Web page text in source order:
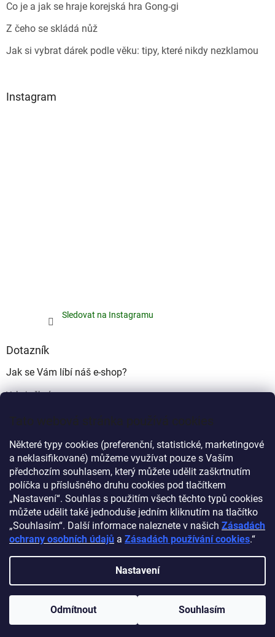
Tato webová stránka používá cookies
Některé typy cookies (preferenční, statistické, marketingové
a neklasifikované) můžeme využívat pouze s Vaším
předchozím souhlasem, který můžete udělit zaškrtnutím
políčka u příslušného druhu cookies pod tlačítkem
„Nastavení“. Souhlas s použitím všech těchto typů cookies
můžete udělit také jednoduše jedním kliknutím na tlačítko
„Souhlasím“. Další informace naleznete v našich Zásadách
ochrany osobních údajů a Zásadách používání cookies.“
Nastavení
Odmítnout Souhlasím
Co je a jak se hraje korejská hra Gong-gi
Z čeho se skládá nůž
Jak si vybrat dárek podle věku: tipy, které nikdy nezklamou
Instagram
Sledovat na Instagramu
Dotazník
Jak se Vám líbí náš e-shop?
Velmi pěkný
Ujde to
Nelíbí se mi
Počet hlasů:340
Myprovas.cz Obchodnawebu.cz
Vytvořil Shoptet
Copyright 2026Obchodnawebu . Všechna práva vyhrazena.